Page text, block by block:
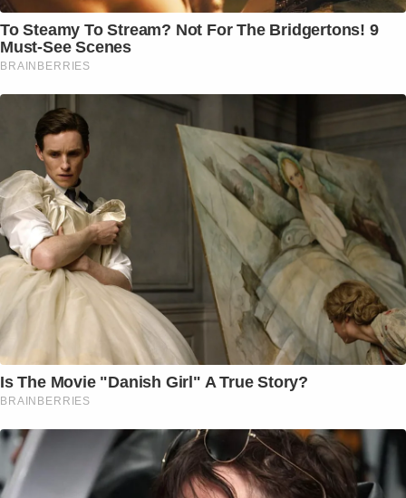
To Steamy To Stream? Not For The Bridgertons! 9
Must-See Scenes
BRAINBERRIES
Is The Movie "Danish Girl" A True Story?
BRAINBERRIES